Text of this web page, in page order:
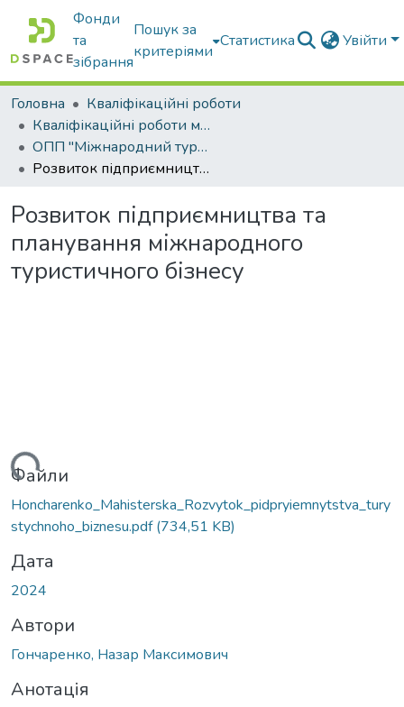
Фонди
та
зібрання
Пошук за
критеріями
Статистика Увійти
Головна
Кваліфікаційні роботи
Кваліфікаційні роботи магістрів
ОПП "Міжнародний туристичний бізнес"
Розвиток підприємництва та планування міжнародного туристичного бізнесу
Розвиток підприємництва та
планування міжнародного
туристичного бізнесу
Файли
Honcharenko_Mahisterska_Rozvytok_pidpryiemnytstva_tury
stychnoho_biznesu.pdf(734,51 KB)
Дата
2024
Автори
Гончаренко, Назар Максимович
Анотація